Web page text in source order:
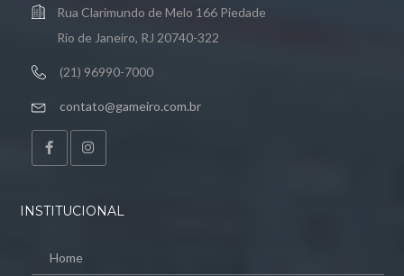
Rua Clarimundo de Melo 166 Piedade
Rio de Janeiro, RJ 20740-322
(21) 96990-7000
contato@gameiro.com.br
INSTITUCIONAL
Home